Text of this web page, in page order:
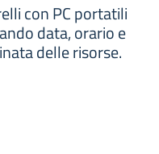
con PC portatili
data, orario e
delle risorse.